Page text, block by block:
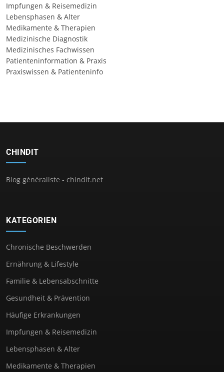
Impfungen & Reisemedizin
Lebensphasen & Alter
Medikamente & Therapien
Medizinische Diagnostik
Medizinisches Fachwissen
Patienteninformation & Praxis
Praxiswissen & Patienteninfo
CHINDIT
Blog généraliste - chindit.net
KATEGORIEN
Chronische Beschwerden
Ernährung & Lifestyle
Familie & Lebensabschnitte
Gesundheit & Prävention
Häufige Erkrankungen
Impfungen & Reisemedizin
Lebensphasen & Alter
Medikamente & Therapien